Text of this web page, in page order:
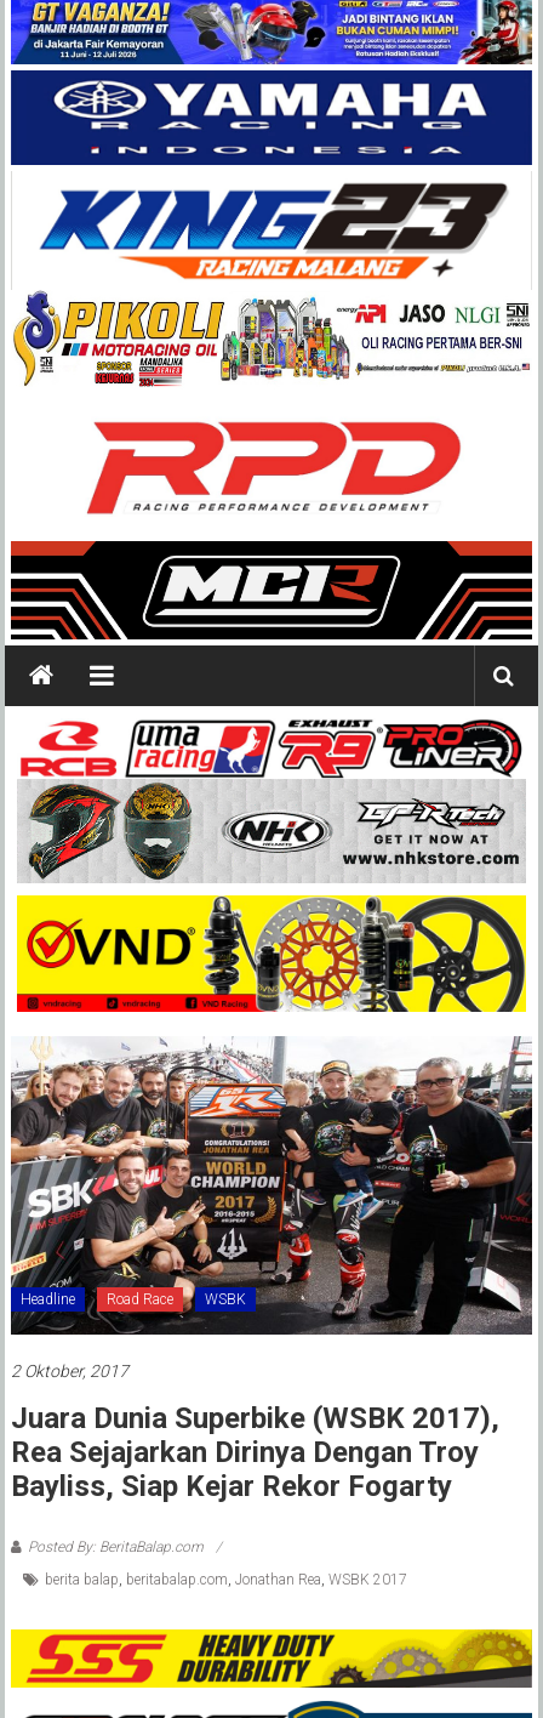
Balap
Paling
Lengkap
Headline Road Race WSBK
2 Oktober, 2017
Juara Dunia Superbike (WSBK 2017),
Rea Sejajarkan Dirinya Dengan Troy
Bayliss, Siap Kejar Rekor Fogarty
Posted By: BeritaBalap.com
berita balap, beritabalap.com, Jonathan Rea, WSBK 2017